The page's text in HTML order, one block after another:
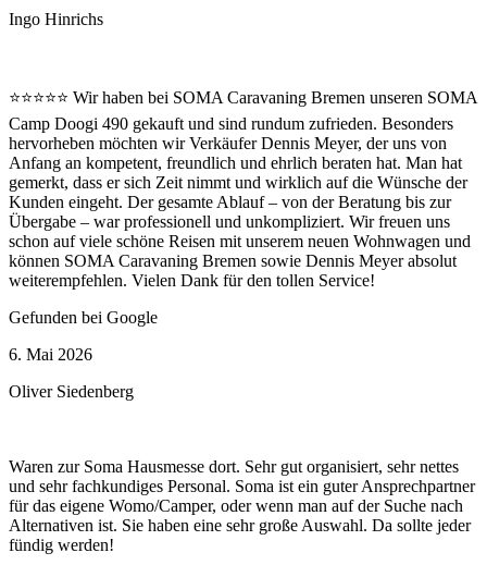
Ingo Hinrichs
⭐⭐⭐⭐⭐ Wir haben bei SOMA Caravaning Bremen unseren SOMA
Camp Doogi 490 gekauft und sind rundum zufrieden. Besonders
hervorheben möchten wir Verkäufer Dennis Meyer, der uns von
Anfang an kompetent, freundlich und ehrlich beraten hat. Man hat
gemerkt, dass er sich Zeit nimmt und wirklich auf die Wünsche der
Kunden eingeht. Der gesamte Ablauf – von der Beratung bis zur
Übergabe – war professionell und unkompliziert. Wir freuen uns
schon auf viele schöne Reisen mit unserem neuen Wohnwagen und
können SOMA Caravaning Bremen sowie Dennis Meyer absolut
weiterempfehlen. Vielen Dank für den tollen Service!
Gefunden bei Google
6. Mai 2026
Oliver Siedenberg
Waren zur Soma Hausmesse dort. Sehr gut organisiert, sehr nettes
und sehr fachkundiges Personal. Soma ist ein guter Ansprechpartner
für das eigene Womo/Camper, oder wenn man auf der Suche nach
Alternativen ist. Sie haben eine sehr große Auswahl. Da sollte jeder
fündig werden!